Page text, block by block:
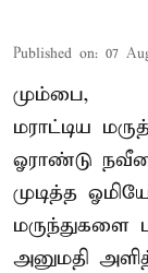
Published on: 07
மும்பை,
மராட்டிய
ஓராண்டு நவீன
முடித்த
மருந்துகளை
அனுமதி